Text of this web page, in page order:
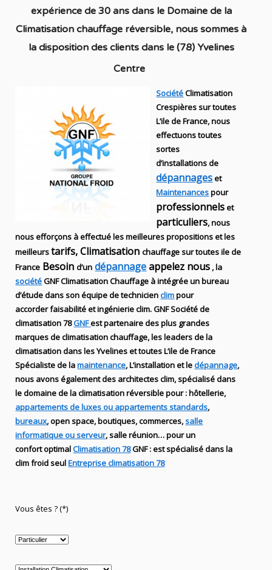
expérience de 30 ans dans le Domaine de la
Climatisation chauffage réversible, nous sommes à
la disposition des clients dansle (78) Yvelines
Centre
SociétéClimatisation
Crespières sur toutes
L’ile de France, nous
effectuons toutes
sortes
d’installationsde
dépannageset
Maintenancespour
professionnelset
particuliers, nous
nous efforçons à effectué les meilleures propositions et les
meilleurstarifs, Climatisationchauffage sur toutes ile de
France Besoind’un dépannageappelez nous , la
sociétéGNFClimatisation Chauffage à intégrée un bureau
d’étude dans son équipe de technicienclimpour
accorder faisabilité et ingénierieclim.GNFSociété de
climatisation 78GNFest partenaire des plus grandes
marques declimatisation chauffage, les leadersde la
climatisation dans les Yvelines et toutes L’ile de France
Spécialiste delamaintenance, L’installationet ledépannage,
nous avons également des architectes clim,spécialisé dans
le domaine de laclimatisation réversiblepour : hôtellerie,
appartements de luxes ou appartements standards,
bureaux, open space, boutiques, commerces,salle
informatique ou serveur, salle réunion… pour un
confort optimalClimatisation 78GNF:estspécialisédans la
climfroid seulEntreprise climatisation 78
Vous êtes ? (*)